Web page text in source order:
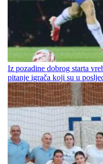
Iz pozadine dobrog starta
pitanje igrača koji su u